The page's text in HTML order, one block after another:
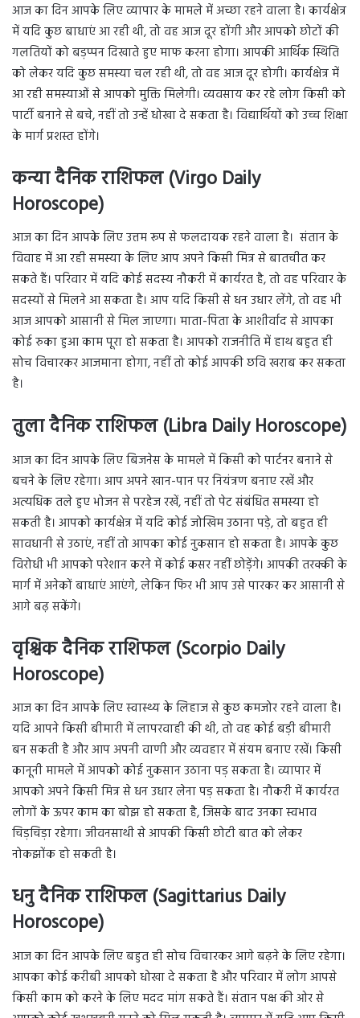
आज का दिन आपके लिए व्यापार के मामले में अच्छा रहने वाला है। कार्यक्षेत्र
में यदि कुछ बाधाएं आ रही थी, तो वह आज दूर होंगी और आपको छोटों की
गलतियों को बड़प्पन दिखाते हुए माफ करना होगा। आपकी आर्थिक स्थिति
को लेकर यदि कुछ समस्या चल रही थी, तो वह आज दूर होगी। कार्यक्षेत्र में
आ रही समस्याओं से आपको मुक्ति मिलेगी। व्यवसाय कर रहे लोग किसी को
पार्टी बनाने से बचे, नहीं तो उन्हें धोखा दे सकता है। विद्यार्थियों को उच्च शिक्षा
के मार्ग प्रशस्त होंगे।
कन्या दैनिक राशिफल (Virgo Daily
Horoscope)
आज का दिन आपके लिए उत्तम रूप से फलदायक रहने वाला है। संतान के
विवाह में आ रही समस्या के लिए आप अपने किसी मित्र से बातचीत कर
सकते हैं। परिवार में यदि कोई सदस्य नौकरी में कार्यरत है, तो वह परिवार के
सदस्यों से मिलने आ सकता है। आप यदि किसी से धन उधार लेंगे, तो वह भी
आज आपको आसानी से मिल जाएगा। माता-पिता के आशीर्वाद से आपका
कोई रुका हुआ काम पूरा हो सकता है। आपको राजनीति में हाथ बहुत ही
सोच विचारकर आजमाना होगा, नहीं तो कोई आपकी छवि खराब कर सकता
है।
तुला दैनिक राशिफल (Libra Daily Horoscope)
आज का दिन आपके लिए बिजनेस के मामले में किसी को पार्टनर बनाने से
बचने के लिए रहेगा। आप अपने खान-पान पर नियंत्रण बनाए रखें और
अत्यधिक तले हुए भोजन से परहेज रखें, नहीं तो पेट संबंधित समस्या हो
सकती है। आपको कार्यक्षेत्र में यदि कोई जोखिम उठाना पड़े, तो बहुत ही
सावधानी से उठाएं, नहीं तो आपका कोई नुकसान हो सकता है। आपके कुछ
विरोधी भी आपको परेशान करने में कोई कसर नहीं छोड़ेंगे। आपकी तरक्की के
मार्ग में अनेकों बाधाएं आएंगे, लेकिन फिर भी आप उसे पारकर कर आसानी से
आगे बढ़ सकेंगे।
वृश्चिक दैनिक राशिफल (Scorpio Daily
Horoscope)
आज का दिन आपके लिए स्वास्थ्य के लिहाज से कुछ कमजोर रहने वाला है।
यदि आपने किसी बीमारी में लापरवाही की थी, तो वह कोई बड़ी बीमारी
बन सकती है और आप अपनी वाणी और व्यवहार में संयम बनाए रखें। किसी
कानूनी मामले में आपको कोई नुकसान उठाना पड़ सकता है। व्यापार में
आपको अपने किसी मित्र से धन उधार लेना पड़ सकता है। नौकरी में कार्यरत
लोगों के ऊपर काम का बोझ हो सकता है, जिसके बाद उनका स्वभाव
चिड़चिड़ा रहेगा। जीवनसाथी से आपकी किसी छोटी बात को लेकर
नोकझोंक हो सकती है।
धनु दैनिक राशिफल (Sagittarius Daily
Horoscope)
आज का दिन आपके लिए बहुत ही सोच विचारकर आगे बढ़ने के लिए रहेगा।
आपका कोई करीबी आपको धोखा दे सकता है और परिवार में लोग आपसे
किसी काम को करने के लिए मदद मांग सकते हैं। संतान पक्ष की ओर से